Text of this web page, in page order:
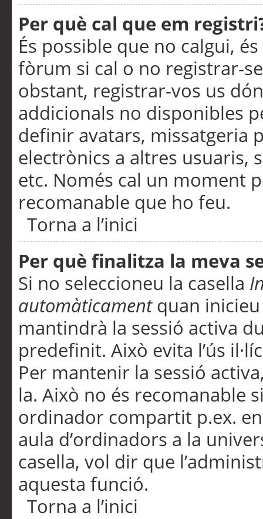
Per què cal que em
És possible que no calgui,
fòrum si cal o no registrar-
obstant, registrar-vos us
addicionals no disponibles
definir avatars, missatgeria
electrònics a altres usuaris,
etc. Només cal un moment
recomanable que ho feu.
Torna a l’inici
Per què finalitza la meva
Si no seleccioneu la casella
automàticamentquan inicieu
mantindrà la sessió activa
predefinit. Això evita l’ús
Per mantenir la sessió
la. Això no és recomanable
ordinador compartit p.ex.
aula d’ordinadors a la
casella, vol dir que
aquesta funció.
Torna a l’inici